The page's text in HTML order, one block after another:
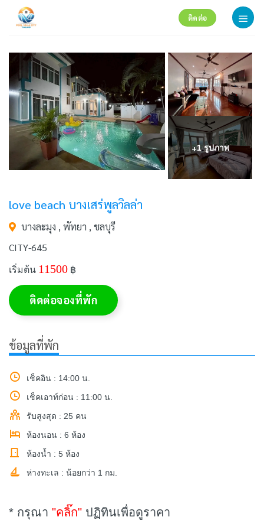
ติดต่อ
+1 รูปภาพ
love beach บางเสร่พูลวิลล่า
บางละมุง , พัทยา , ชลบุรี
CITY-645
เริ่มต้น 11500 ฿
ติดต่อจองที่พัก
ข้อมูลที่พัก
เช็คอิน : 14:00 น.
เช็คเอาท์ก่อน : 11:00 น.
รับสูงสุด : 25 คน
ห้องนอน : 6 ห้อง
ห้องน้ำ : 5 ห้อง
ห่างทะเล : น้อยกว่า 1 กม.
* กรุณา "คลิ๊ก" ปฏิทินเพื่อดูราคา